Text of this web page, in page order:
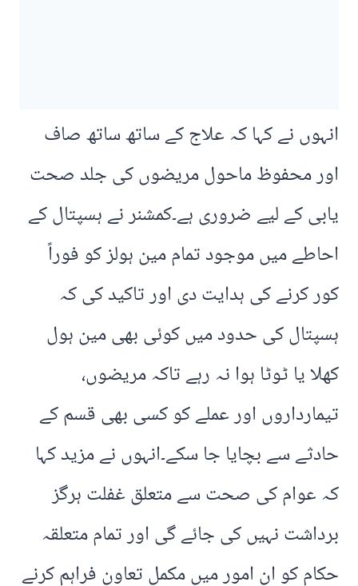
انہوں نے کہا کہ علاج کے ساتھ ساتھ صاف
اور محفوظ ماحول مریضوں کی جلد صحت
یابی کے لیے ضروری ہے۔کمشنر نے ہسپتال کے
احاطے میں موجود تمام مین ہولز کو فوراً
کور کرنے کی ہدایت دی اور تاکید کی کہ
ہسپتال کی حدود میں کوئی بھی مین ہول
کھلا یا ٹوٹا ہوا نہ رہے تاکہ مریضوں،
تیمارداروں اور عملے کو کسی بھی قسم کے
حادثے سے بچایا جا سکے۔انہوں نے مزید کہا
کہ عوام کی صحت سے متعلق غفلت ہرگز
برداشت نہیں کی جائے گی اور تمام متعلقہ
حکام کو ان امور میں مکمل تعاون فراہم کرنے